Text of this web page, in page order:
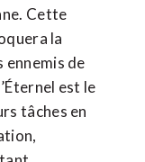
Cette
la
de
est le
tâches en